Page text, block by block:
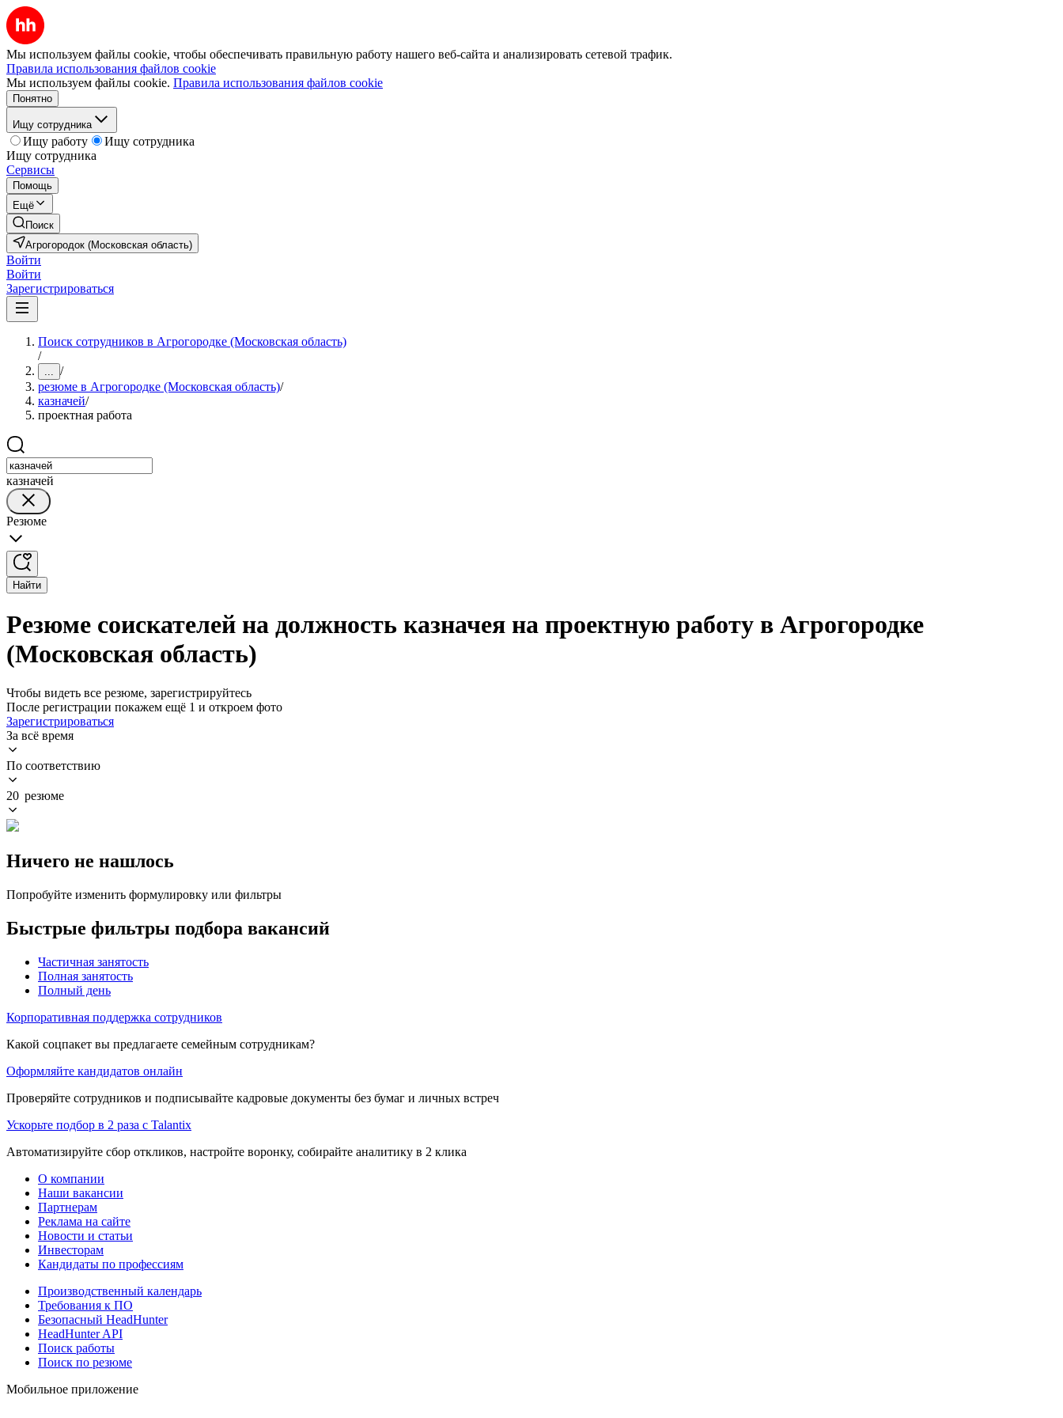
Мы используем файлы cookie, чтобы обеспечивать правильную работу нашего веб-сайта и анализировать сетевой трафик.
Правила использования файлов cookie
Мы используем файлы cookie. Правила использования файлов cookie
Понятно
Ищу сотрудника
Ищу работу
Ищу сотрудника
Ищу сотрудника
Сервисы
Помощь
Ещё
Поиск
Агрогородок (Московская область)
Войти
Войти
Зарегистрироваться
Поиск сотрудников в Агрогородке (Московская область)
/
... /
резюме в Агрогородке (Московская область)/
казначей/
проектная работа
казначей
Резюме
Найти
Резюме соискателей на должность казначея на проектную работу в Агрогородке
(Московская область)
Чтобы видеть все резюме, зарегистрируйтесь
После регистрации покажем ещё 1 и откроем фото
Зарегистрироваться
За всё время
По соответствию
20 резюме
Ничего не нашлось
Попробуйте изменить формулировку или фильтры
Быстрые фильтры подбора вакансий
Частичная занятость
Полная занятость
Полный день
Корпоративная поддержка сотрудников
Какой соцпакет вы предлагаете семейным сотрудникам?
Оформляйте кандидатов онлайн
Проверяйте сотрудников и подписывайте кадровые документы без бумаг и личных встреч
Ускорьте подбор в 2 раза с Talantix
Автоматизируйте сбор откликов, настройте воронку, собирайте аналитику в 2 клика
О компании
Наши вакансии
Партнерам
Реклама на сайте
Новости и статьи
Инвесторам
Кандидаты по профессиям
Производственный календарь
Требования к ПО
Безопасный HeadHunter
HeadHunter API
Поиск работы
Поиск по резюме
Мобильное приложение